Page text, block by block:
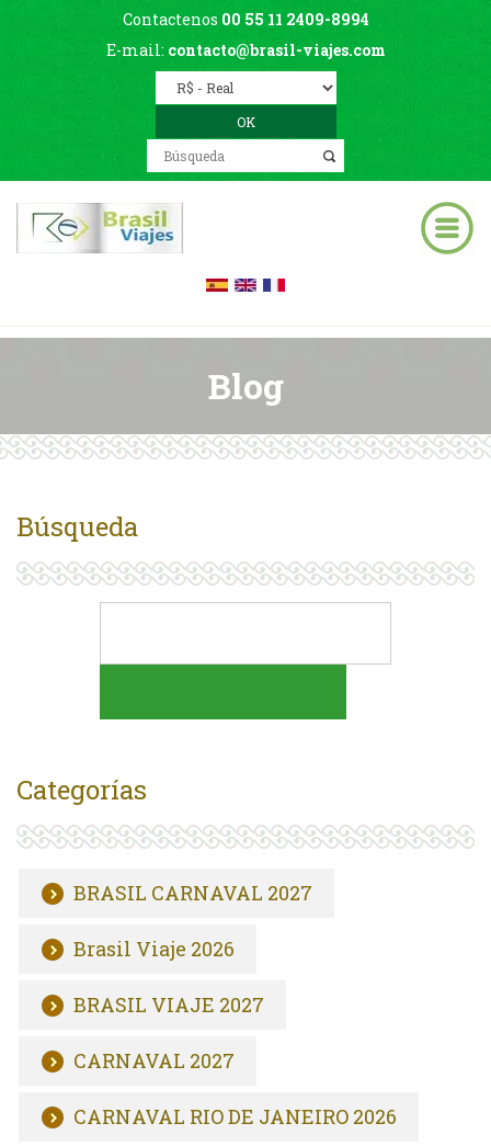
Contactenos 00 55 11 2409-8994
E-mail: contacto@brasil-viajes.com
Blog
Búsqueda
Categorías
BRASIL CARNAVAL 2027
Brasil Viaje 2026
BRASIL VIAJE 2027
CARNAVAL 2027
CARNAVAL RIO DE JANEIRO 2026